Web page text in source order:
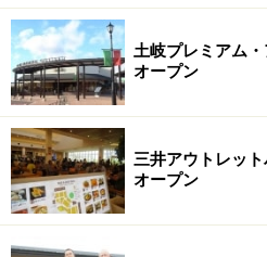
土岐プレミアム
オープン
三井アウトレッ
オープン